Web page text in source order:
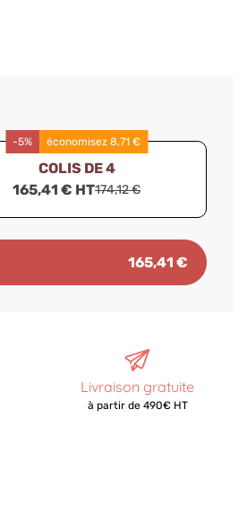
-5% économisez 8,71 €
COLIS DE 4
165,41 € HT174,12 €
165,41 €
Livraison gratuite
à partir de 490€ HT